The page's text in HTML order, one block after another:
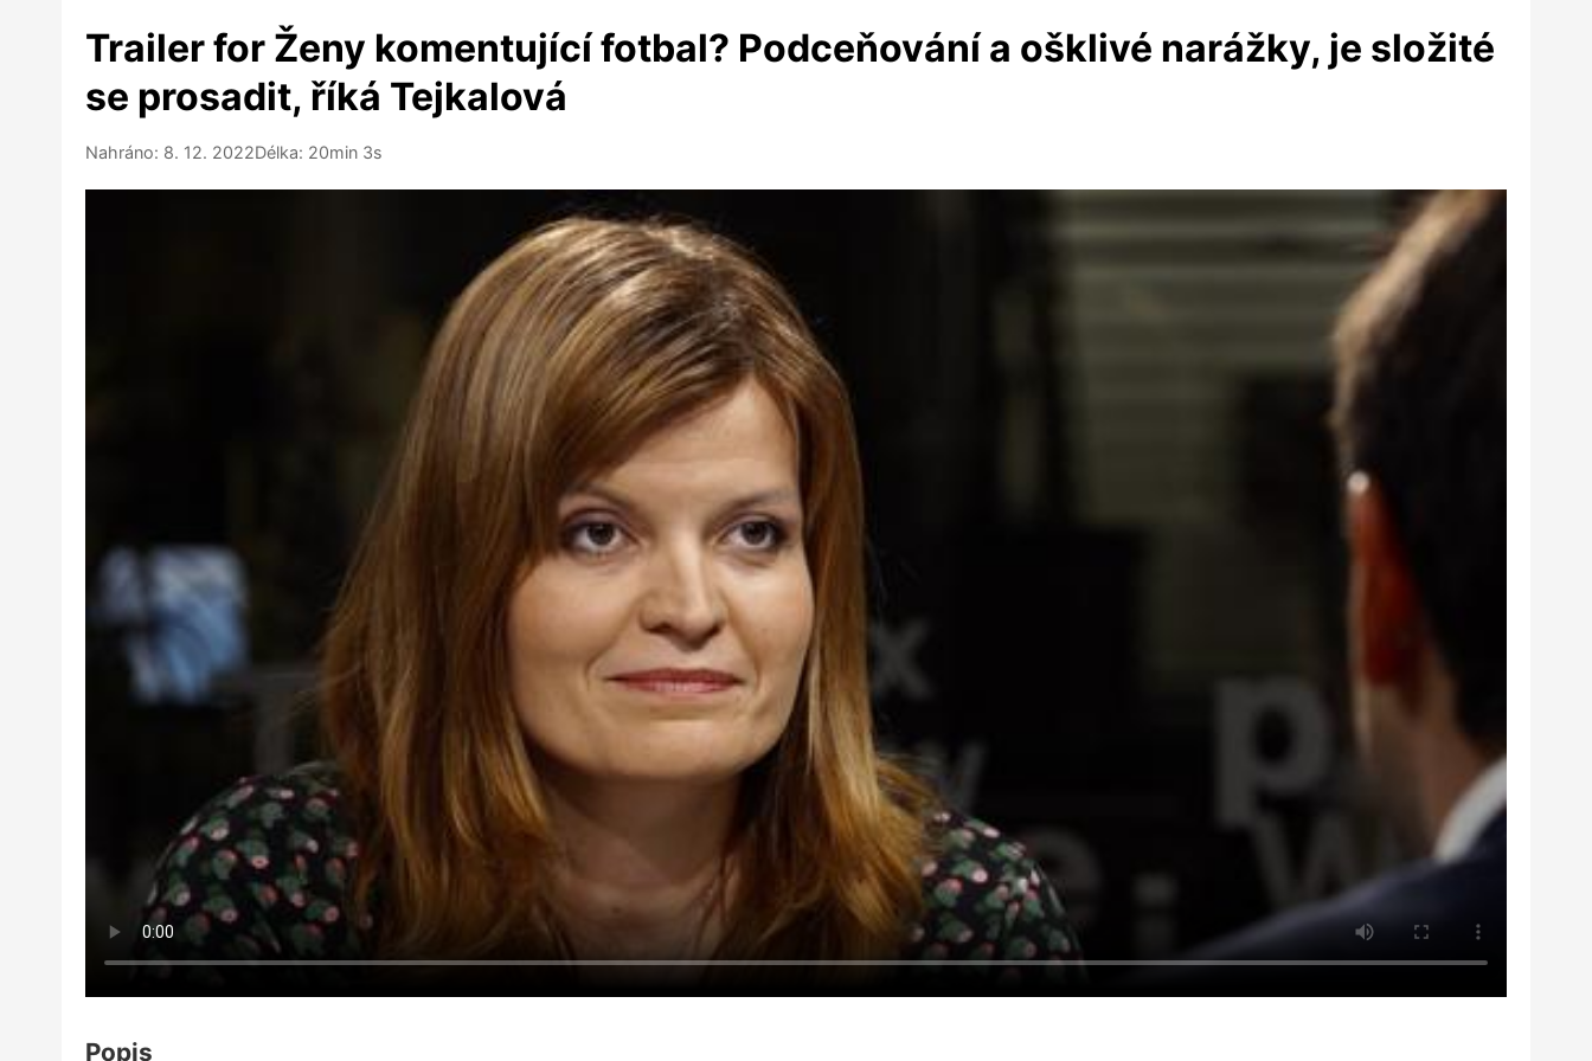
Trailer for Ženy komentující fotbal? Podceňování a ošklivé narážky, je složité
se prosadit, říká Tejkalová
Nahráno: 8. 12. 2022Délka: 20min 3s
Popis